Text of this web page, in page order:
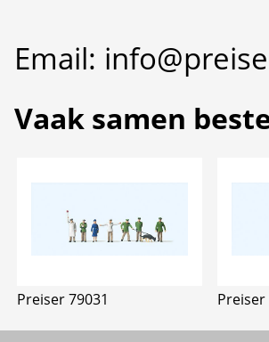
Email:
Vaak samen
Preiser 79031 Preiser